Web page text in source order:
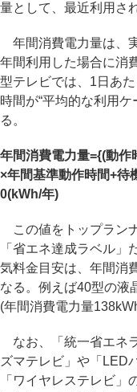
量として、最近利用さ
年間消費電力量は、
年間利用した場合に消
型テレビでは、1日あ
時間が“平均的な利用
る。
年間消費電力量={(動作
×年間基準動作時間+待
0(kWh/年)
この値をトップラン
「省エネ達成ラベル
気料金目安は、年間消
なる。例えば40型の液
(年間消費電力量
なお、「統一省エネ
ズマテレビ」や「LED
「ワイヤレステレビ」